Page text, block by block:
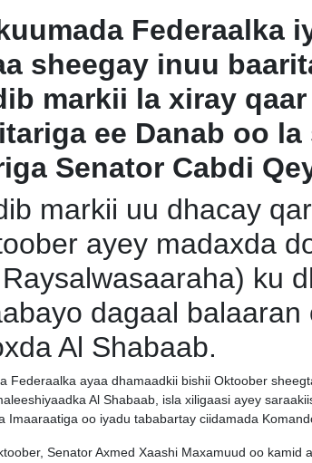
Federaalka
sheegay inuu
markii la xiray
ee Danab oo
Senator Cabdi
markii uu dhacay
ayey madaxda
ku
dagaal
Al Shabaab.
Federaalka ayaa dhamaadkii bishii Oktoober
Al Shabaab, isla xiligaasi ayey
Imaaraatiga oo iyadu tababartay ciidamada
Senator Axmed Xaashi Maxamuud oo kamid